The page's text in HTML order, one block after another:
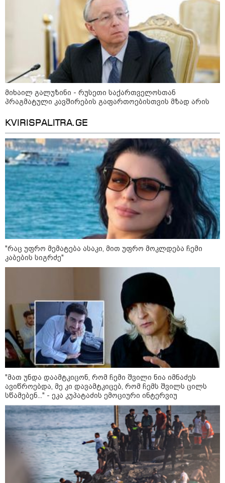
საზოგადოება
10:56 / 10-08-2026
როგორი ამინდია მოსალოდნელი 10-11
აგვისტოს?
ბათუმში, პუშკინის ქუჩაზე
სადენებს ცეცხლი გაუჩნდა - რა
დეტალები ხდება ცნობილი
შემთხვევის ადგილიდან?
21:15 / 10-08-2026
"ამ მასწავლებლებს ბოდიში და
რას ვებლატავებით, თითქოს
იმდენი რესურსი გვქონდეს
დახარჯული მათ
გადამზადებაში ან იმდენ
ხელფასს ვუხდიდეთ, რომ
უსინდისობა იყოს რომ არ
მუშაობენ პროფესიულ
განვითარებაზე" - რას წერს ნიკა
გვარამია?
17:24 / 10-08-2026
"საქმის მასალებში წერია, რომ
ალექსანდრე გაბაშვილი ნია
იმნაძეს პირობას აძლევს,
ვციტირებ: "მოგიგვარებ საქმეს
მასწავლებლებთან" - ეკა
კუპატაძე
16:56 / 10-08-2026
მიხაილ გალუზინი - რუსეთი საქართველოსთან
პრაგმატული კავშირების გაფართოებისთვის მზად არის
KVIRISPALITRA.GE
"რაც უფრო მემატება ასაკი, მით უფრო მოკლდება ჩემი
კაბების სიგრძე"
"მათ უნდა დაამტკიცონ, რომ ჩემი შვილი ნია იმნაძეს
ავიწროებდა, მე კი დავამტკიცებ, რომ ჩემს შვილს ცილს
სწამებენ..." - ეკა კუპატაძის ემოციური ინტერვიუ